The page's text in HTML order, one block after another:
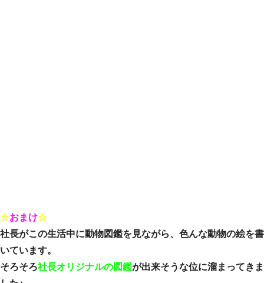
☆おまけ☆
社長がこの生活中に動物図鑑を見ながら、色んな動物の絵を書
いています。
そろそろ社長オリジナルの図鑑が出来そうな位に溜まってきま